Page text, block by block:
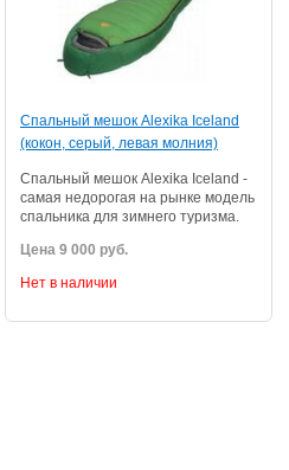
Спaльный мeшoк Alexika Iceland
(кокон, серый, левая молния)
Спaльный мeшoк Alexika Iceland -
самая недорогая на рынке модель
спальника для зимнего туризма.
Цена 9 000 руб.
Нет в наличии